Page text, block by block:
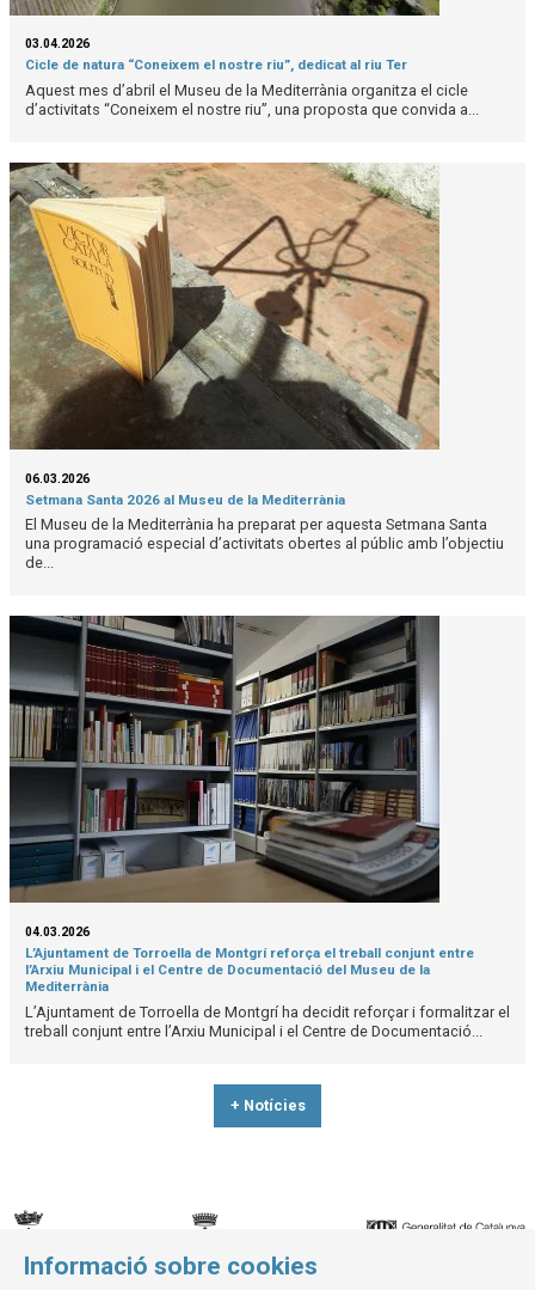
03.04.2026
Cicle de natura “Coneixem el nostre riu”, dedicat al riu Ter
Aquest mes d’abril el Museu de la Mediterrània organitza el cicle
d’activitats “Coneixem el nostre riu”, una proposta que convida a...
06.03.2026
Setmana Santa 2026 al Museu de la Mediterrània
El Museu de la Mediterrània ha preparat per aquesta Setmana Santa
una programació especial d’activitats obertes al públic amb l’objectiu
de...
04.03.2026
L’Ajuntament de Torroella de Montgrí reforça el treball conjunt entre
l’Arxiu Municipal i el Centre de Documentació del Museu de la
Mediterrània
L’Ajuntament de Torroella de Montgrí ha decidit reforçar i formalitzar el
treball conjunt entre l’Arxiu Municipal i el Centre de Documentació...
+ Notícies
Informació sobre cookies